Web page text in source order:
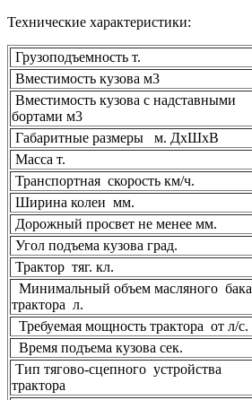
Технические характеристики:
Грузоподъемность т.
Вместимость кузова м3
Вместимость кузова с надставными
бортами м3
Габаритные размеры м. ДхШхВ
Масса т.
Транспортная скорость км/ч.
Ширина колеи мм.
Дорожный просвет не менее мм.
Угол подъема кузова град.
Трактор тяг. кл.
Минимальный объем масляного бака
трактора л.
Требуемая мощность трактора от л/с.
Время подъема кузова сек.
Тип тягово-сцепного устройства
трактора